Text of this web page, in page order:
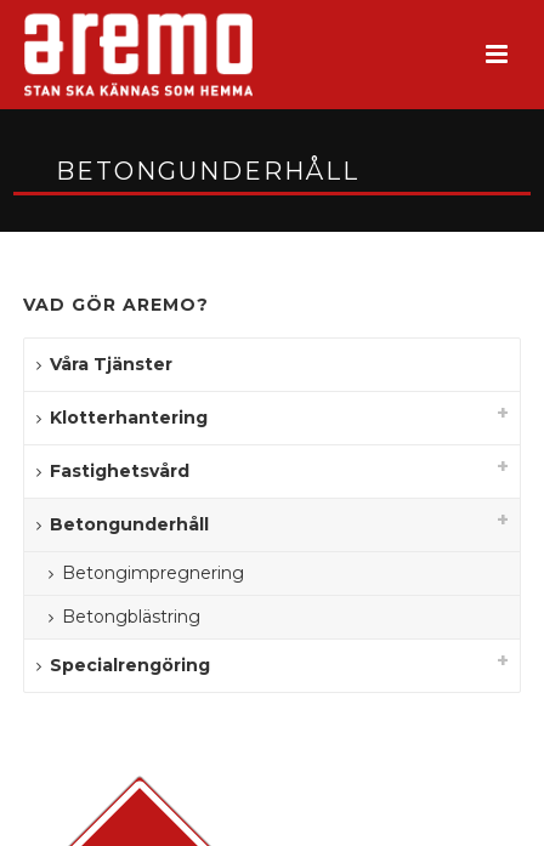
BETONGUNDERHÅLL
VAD GÖR AREMO?
Våra Tjänster
Klotterhantering
Fastighetsvård
Betongunderhåll
Betongimpregnering
Betongblästring
Specialrengöring